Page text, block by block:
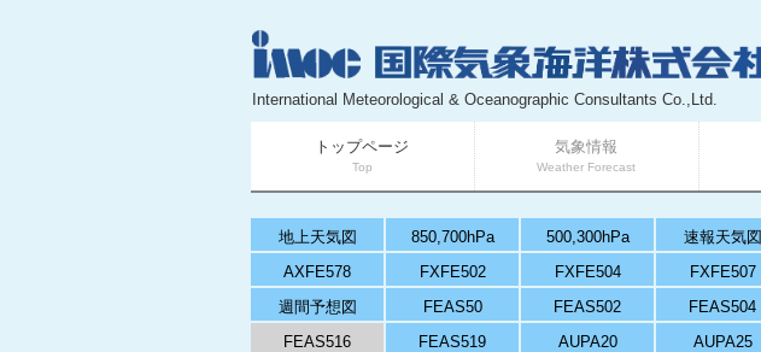
International Meteorological & Oceanographic Consultants Co.,Ltd.
トップページ
Top
気象情報
Weather Forecast
地上天気図 850,700hPa 500,300hPa 速報天気図
AXFE578
FXFE502 FXFE504 FXFE507
週間予想図
FEAS50 FEAS502 FEAS504
FEAS516
FEAS519 AUPA20 AUPA25